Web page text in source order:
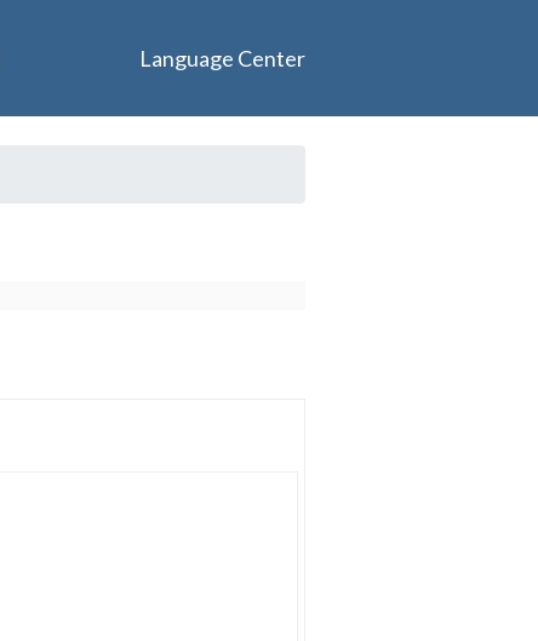
Language Center